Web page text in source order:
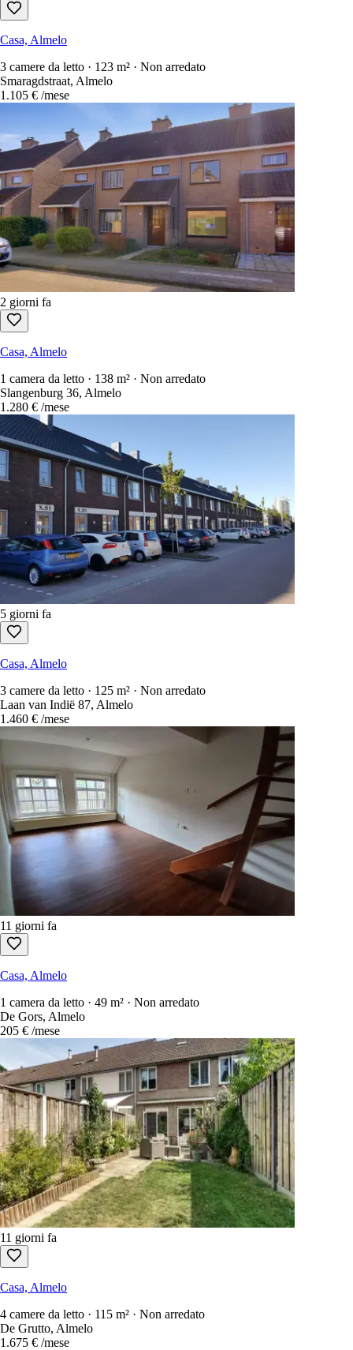
Casa, Almelo
3 camere da letto · 123 m² · Non arredato
Smaragdstraat, Almelo
1.105 € /mese
2 giorni fa
Casa, Almelo
1 camera da letto · 138 m² · Non arredato
Slangenburg 36, Almelo
1.280 € /mese
5 giorni fa
Casa, Almelo
3 camere da letto · 125 m² · Non arredato
Laan van Indië 87, Almelo
1.460 € /mese
11 giorni fa
Casa, Almelo
1 camera da letto · 49 m² · Non arredato
De Gors, Almelo
205 € /mese
11 giorni fa
Casa, Almelo
4 camere da letto · 115 m² · Non arredato
De Grutto, Almelo
1.675 € /mese